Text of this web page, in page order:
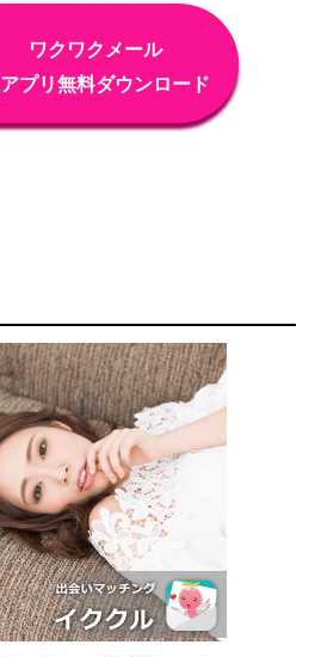
ワクワクメール
アプリ無料ダウンロード